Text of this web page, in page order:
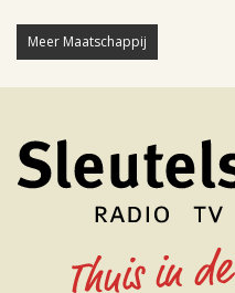
Meer Maatschappij